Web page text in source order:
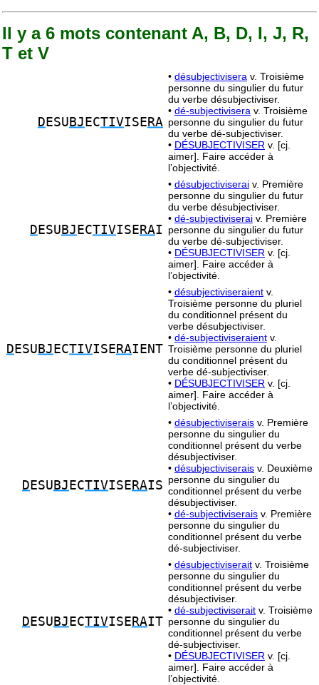
Il y a 6 mots contenant A, B, D, I, J, R,
T et V
D ESU BJ ECTIVISE RA
• désubjectivisera v. Troisième
personne du singulier du futur
du verbe désubjectiviser.
• dé-subjectivisera v. Troisième
personne du singulier du futur
du verbe dé-subjectiviser.
• DÉSUBJECTIVISER v. [cj.
aimer]. Faire accéder à
l’objectivité.
D ESU BJ ECTIVISE RAI
• désubjectiviserai v. Première
personne du singulier du futur
du verbe désubjectiviser.
• dé-subjectiviserai v. Première
personne du singulier du futur
du verbe dé-subjectiviser.
• DÉSUBJECTIVISER v. [cj.
aimer]. Faire accéder à
l’objectivité.
D ESU BJ ECTIVISE RAIENT
• désubjectiviseraient v.
Troisième personne du pluriel
du conditionnel présent du
verbe désubjectiviser.
• dé-subjectiviseraient v.
Troisième personne du pluriel
du conditionnel présent du
verbe dé-subjectiviser.
• DÉSUBJECTIVISER v. [cj.
aimer]. Faire accéder à
l’objectivité.
D ESU BJ ECTIVISE RAIS
• désubjectiviserais v. Première
personne du singulier du
conditionnel présent du verbe
désubjectiviser.
• désubjectiviserais v. Deuxième
personne du singulier du
conditionnel présent du verbe
désubjectiviser.
• dé-subjectiviserais v. Première
personne du singulier du
conditionnel présent du verbe
dé-subjectiviser.
D ESU BJ ECTIVISE RAIT
• désubjectiviserait v. Troisième
personne du singulier du
conditionnel présent du verbe
désubjectiviser.
• dé-subjectiviserait v. Troisième
personne du singulier du
conditionnel présent du verbe
dé-subjectiviser.
• DÉSUBJECTIVISER v. [cj.
aimer]. Faire accéder à
l’objectivité.